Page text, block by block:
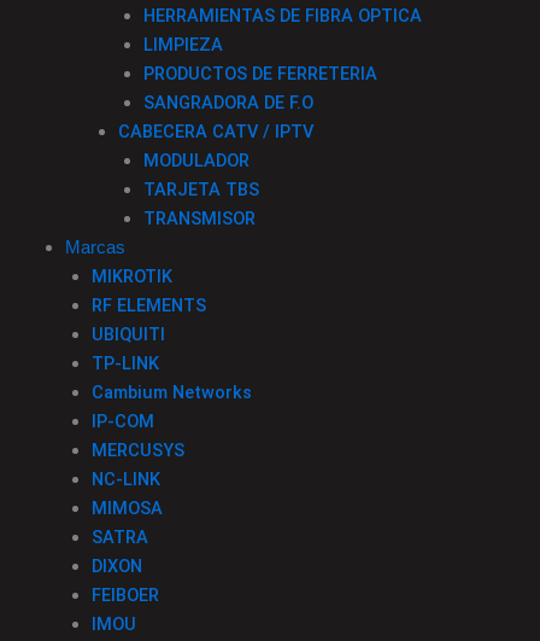
HERRAMIENTAS DE FIBRA OPTICA
LIMPIEZA
PRODUCTOS DE FERRETERIA
SANGRADORA DE F.O
CABECERA CATV / IPTV
MODULADOR
TARJETA TBS
TRANSMISOR
Marcas
MIKROTIK
RF ELEMENTS
UBIQUITI
TP-LINK
Cambium Networks
IP-COM
MERCUSYS
NC-LINK
MIMOSA
SATRA
DIXON
FEIBOER
IMOU